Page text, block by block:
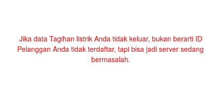
Jika data Tagihan listrik Anda tidak keluar, bukan berarti ID
Pelanggan Anda tidak terdaftar, tapi bisa jadi server sedang
bermasalah.